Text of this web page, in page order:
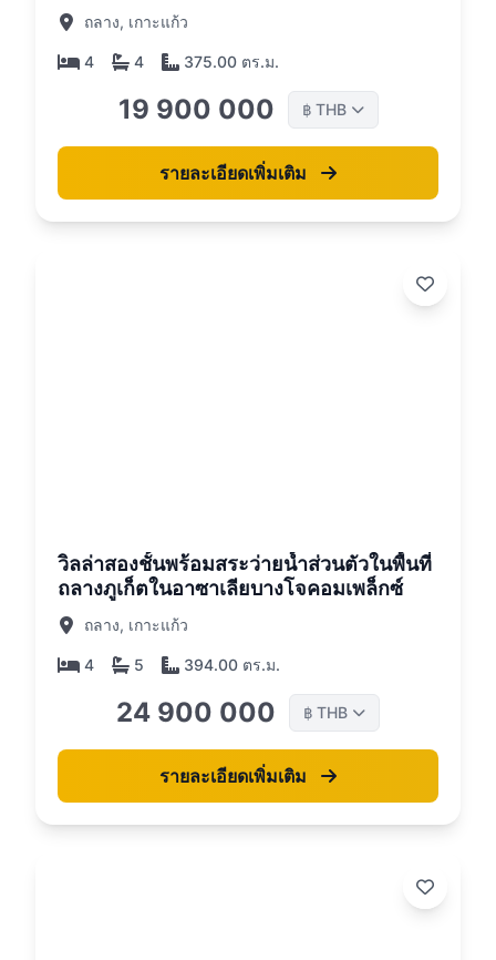
วิลล่า
ถลาง, เกาะแก้ว
4 4 375.00 ตร.ม.
19 900 000 ฿ THB
รายละเอียดเพิ่มเติม
วิลล่าสองชั้นพร้อมสระว่ายน้ำส่วนตัวในพื้นที่
ถลางภูเก็ตในอาซาเลียบางโจคอมเพล็กซ์
ถลาง, เกาะแก้ว
4 5 394.00 ตร.ม.
24 900 000 ฿ THB
รายละเอียดเพิ่มเติม